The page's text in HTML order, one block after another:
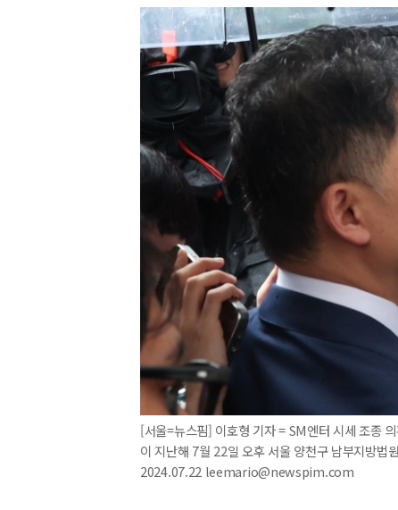
[서울=뉴스핌] 이호형 기자 = SM엔터 시세 조종
이 지난해 7월 22일 오후 서울 양천구 남부지방법
2024.07.22 leemario@newspim.com